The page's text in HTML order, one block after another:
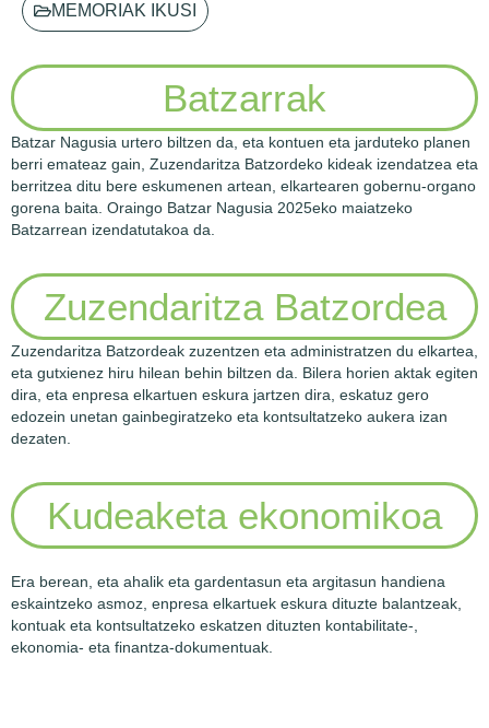
MEMORIAK IKUSI
Batzarrak
Batzar Nagusia urtero biltzen da, eta kontuen eta jarduteko planen
berri emateaz gain, Zuzendaritza Batzordeko kideak izendatzea eta
berritzea ditu bere eskumenen artean, elkartearen gobernu-organo
gorena baita. Oraingo Batzar Nagusia 2025eko maiatzeko
Batzarrean izendatutakoa da.
Zuzendaritza Batzordea
Zuzendaritza Batzordeak zuzentzen eta administratzen du elkartea,
eta gutxienez hiru hilean behin biltzen da. Bilera horien aktak egiten
dira, eta enpresa elkartuen eskura jartzen dira, eskatuz gero
edozein unetan gainbegiratzeko eta kontsultatzeko aukera izan
dezaten.
Kudeaketa ekonomikoa
Era berean, eta ahalik eta gardentasun eta argitasun handiena
eskaintzeko asmoz, enpresa elkartuek eskura dituzte balantzeak,
kontuak eta kontsultatzeko eskatzen dituzten kontabilitate-,
ekonomia- eta finantza-dokumentuak.